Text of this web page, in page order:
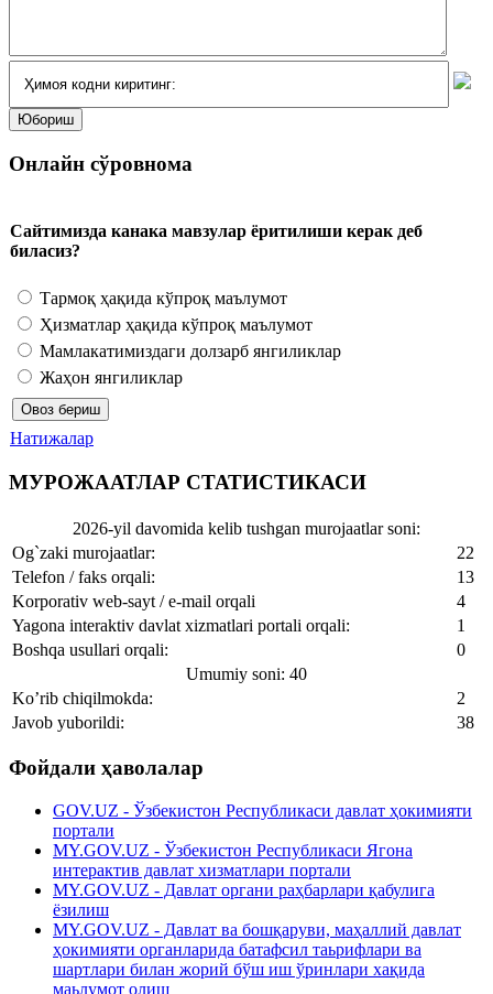
Онлайн сўровнома
Сайтимизда канака мавзулар ёритилиши керак деб
биласиз?
Тармоқ ҳақида кўпроқ маълумот
Ҳизматлар ҳақида кўпроқ маълумот
Мамлакатимиздаги долзарб янгиликлар
Жаҳон янгиликлар
Натижалар
МУРОЖААТЛАР СТАТИСТИКАСИ
2026-yil davomida kelib tushgan murojaatlar soni:
Og`zaki murojaatlar:
22
Telefon / faks orqali:
13
Korporativ web-sayt / e-mail orqali
4
Yagona interaktiv davlat xizmatlari portali orqali:
1
Boshqa usullari orqali:
0
Umumiy soni: 40
Ko’rib chiqilmokda:
2
Javob yuborildi:
38
Фойдали ҳаволалар
GOV.UZ - Ўзбекистон Республикаси давлат ҳокимияти
портали
MY.GOV.UZ - Ўзбекистон Республикаси Ягона
интерактив давлат хизматлари портали
MY.GOV.UZ - Давлат органи раҳбарлари қабулига
ёзилиш
MY.GOV.UZ - Давлат ва бошқаруви, маҳаллий давлат
ҳокимияти органларида батафсил таьрифлари ва
шартлари билан жорий бўш иш ўринлари хақида
маьлумот олиш